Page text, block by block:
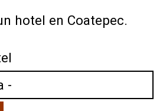
hotel en Coatepec.